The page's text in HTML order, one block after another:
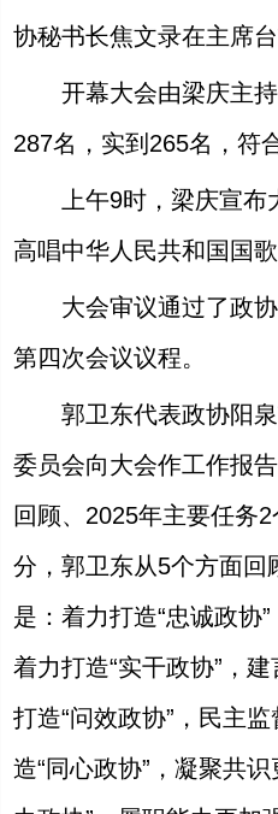
协秘书长焦文录在主席台
开幕大会由梁庆主持
287名，实到265名，符
上午9时，梁庆宣布
高唱中华人民共和国国歌
大会审议通过了政协
第四次会议议程。
郭卫东代表政协阳泉
委员会向大会作工作报
回顾、2025年主要任务
分，郭卫东从5个方面回
是：着力打造“忠诚政协
着力打造“实干政协”，
打造“问效政协”，民主
造“同心政协”，凝聚共